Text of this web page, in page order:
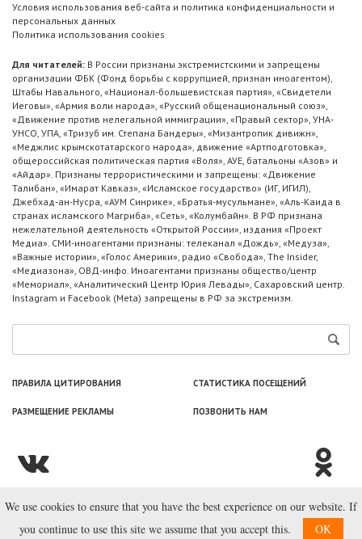
Условия использования веб-сайта и политика конфиденциальности и
персональных данных
Политика использования cookies
Для читателей: В России признаны экстремистскими и запрещены
организации ФБК (Фонд борьбы с коррупцией, признан иноагентом),
Штабы Навального, «Национал-большевистская партия», «Свидетели
Иеговы», «Армия воли народа», «Русский общенациональный союз»,
«Движение против нелегальной иммиграции», «Правый сектор», УНА-
УНСО, УПА, «Тризуб им. Степана Бандеры», «Мизантропик дивижн»,
«Меджлис крымскотатарского народа», движение «Артподготовка»,
общероссийская политическая партия «Воля», АУЕ, батальоны «Азов» и
«Айдар». Признаны террористическими и запрещены: «Движение
Талибан», «Имарат Кавказ», «Исламское государство» (ИГ, ИГИЛ),
Джебхад-ан-Нусра, «АУМ Синрике», «Братья-мусульмане», «Аль-Каида в
странах исламского Магриба», «Сеть», «Колумбайн». В РФ признана
нежелательной деятельность «Открытой России», издания «Проект
Медиа». СМИ-иноагентами признаны: телеканал «Дождь», «Медуза»,
«Важные истории», «Голос Америки», радио «Свобода», The Insider,
«Медиазона», ОВД-инфо. Иноагентами признаны общество/центр
«Мемориал», «Аналитический Центр Юрия Левады», Сахаровский центр.
Instagram и Facebook (Metа) запрещены в РФ за экстремизм.
ПРАВИЛА ЦИТИРОВАНИЯ СТАТИСТИКА ПОСЕЩЕНИЙ
РАЗМЕЩЕНИЕ РЕКЛАМЫ ПОЗВОНИТЬ НАМ
© ООО «Лаборатория Новоcтей», 2003—2026.
We use cookies to ensure that you have the best experience on our website. If
you continue to use this site we assume that you accept this.
OK